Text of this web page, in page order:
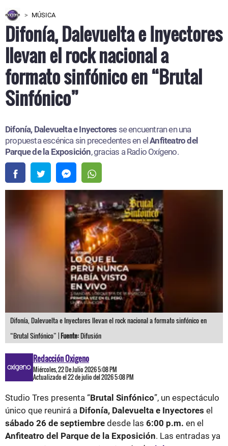
MÚSICA
Difonía, Dalevuelta e Inyectores
llevan el rock nacional a
formato sinfónico en “Brutal
Sinfónico”
Difonía, Dalevuelta e Inyectores se encuentran en una
propuesta escénica sin precedentes en elAnfiteatro del
Parque de la Exposición, gracias a Radio Oxígeno.
Difonía, Dalevuelta e Inyectores llevan el rock nacional a formato sinfónico en
“Brutal Sinfónico” |Fuente:Difusión
Redacción Oxigeno
Miércoles, 22 De Julio 2026 5:08 PM
Actualizado el 22 de julio del 2026 5:08 PM
Studio Tres presenta “Brutal Sinfónico”, un espectáculo
único que reunirá a Difonía, Dalevuelta e Inyectores el
sábado 26 de septiembre desde las 6:00 p.m. en el
Anfiteatro del Parque de la Exposición. Las entradas ya